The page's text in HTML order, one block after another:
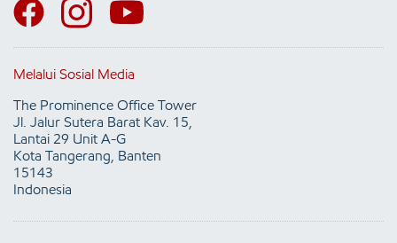
Melalui Sosial Media
The Prominence Office Tower
Jl. Jalur Sutera Barat Kav. 15,
Lantai 29 Unit A-G
Kota Tangerang, Banten
15143
Indonesia